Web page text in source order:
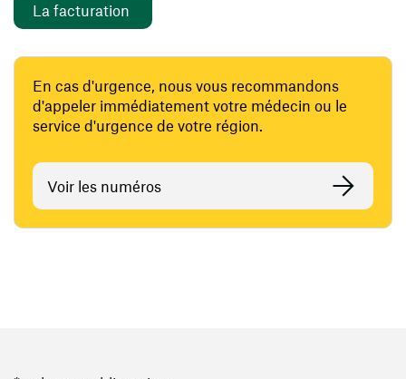
La facturation
En cas d'urgence, nous vous recommandons
d'appeler immédiatement votre médecin ou le
service d'urgence de votre région.
Voir les numéros